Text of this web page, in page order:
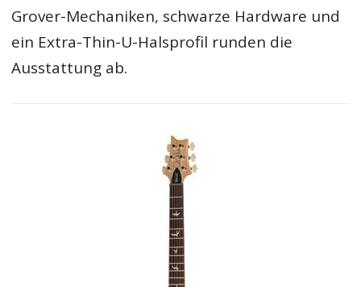
Grover-Mechaniken, schwarze Hardware und
ein Extra-Thin-U-Halsprofil runden die
Ausstattung ab.